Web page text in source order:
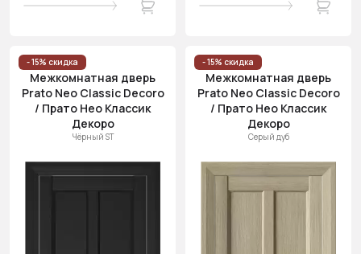
- 15% скидка
Межкомнатная дверь
Prato Neo Classic Decoro
/ Прато Нео Классик
Декоро
Чёрный ST
- 15% скидка
Межкомнатная дверь
Prato Neo Classic Decoro
/ Прато Нео Классик
Декоро
Серый дуб